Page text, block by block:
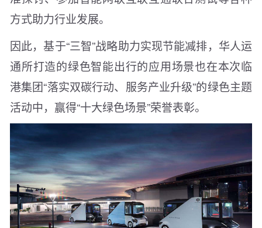
方式助力行业发展。
因此，基于“三智”战略助力实现节能减排，华人运
通所打造的绿色智能出行的应用场景也在本次临
港集团“落实双碳行动、服务产业升级”的绿色主题
活动中，赢得“十大绿色场景”荣誉表彰。